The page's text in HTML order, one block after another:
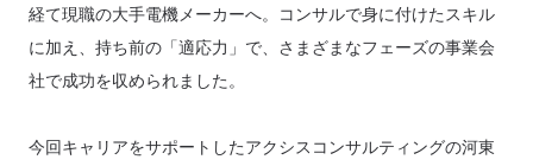
経て現職の大手電機メーカーへ。コンサルで身に付けたスキル
に加え、持ち前の「適応力」で、さまざまなフェーズの事業会
社で成功を収められました。
今回キャリアをサポートしたアクシスコンサルティングの河東